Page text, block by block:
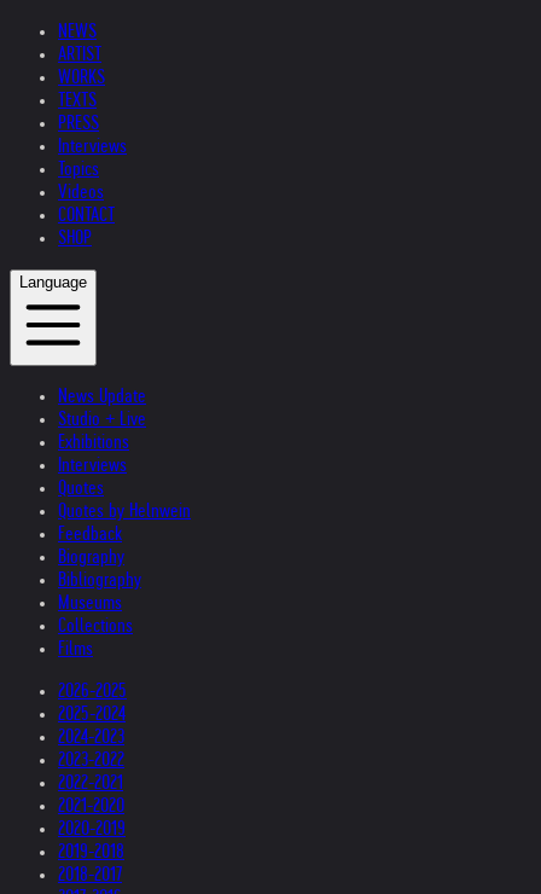
NEWS
ARTIST
WORKS
TEXTS
PRESS
Interviews
Topics
Videos
CONTACT
SHOP
Language
News Update
Studio + Live
Exhibitions
Interviews
Quotes
Quotes by Helnwein
Feedback
Biography
Bibliography
Museums
Collections
Films
2026-2025
2025-2024
2024-2023
2023-2022
2022-2021
2021-2020
2020-2019
2019-2018
2018-2017